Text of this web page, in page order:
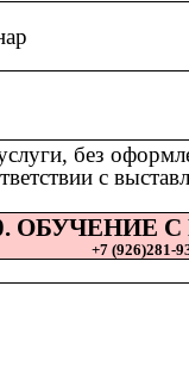
без
с
ОБУЧЕНИЕ
+7 (926)281-